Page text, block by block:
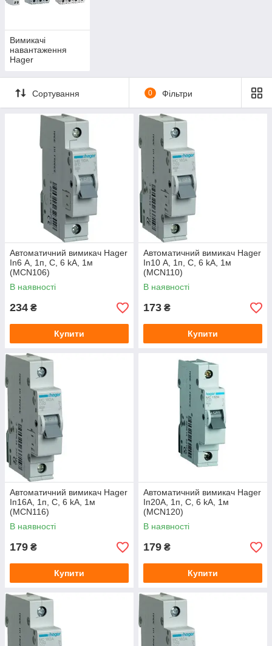
Вимикачі
навантаження
Hager
Сортування 0 Фільтри
Автоматичний вимикач Hager
In6 А, 1п, С, 6 kA, 1м
(MСN106)
В наявності
234 ₴
Купити
Автоматичний вимикач Hager
In10 А, 1п, С, 6 kA, 1м
(МСN110)
В наявності
173 ₴
Купити
Автоматичний вимикач Hager
Іп16А, 1п, С, 6 kA, 1м
(МСN116)
В наявності
179 ₴
Купити
Автоматичний вимикач Hager
Іп20А, 1п, С, 6 kA, 1м
(MCN120)
В наявності
179 ₴
Купити